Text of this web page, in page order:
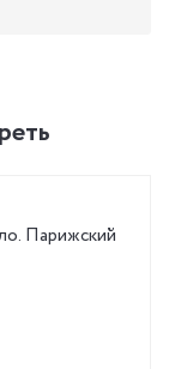
Парижский